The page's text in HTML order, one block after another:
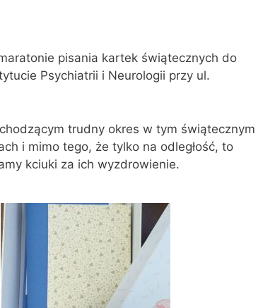
pisania kartek świątecznych do
Psychiatrii i Neurologii przy ul.
trudny okres w tym świątecznym
i mimo tego, że tylko na odległość, to
kciuki za ich wyzdrowienie.